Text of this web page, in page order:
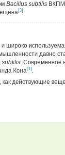
Bacillus subtilis ВКПМ
[3] .
широко
давно
subtilis. Современное
Кона[1] .
как действующие